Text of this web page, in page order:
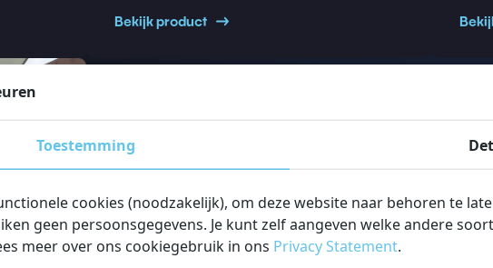
Bekijk product
Toestemming
cookies (noodzakelijk), om deze website naar behoren te
geen persoonsgegevens. Je kunt zelf aangeven welke andere
meer over ons cookiegebruik in ons Privacy Statement.